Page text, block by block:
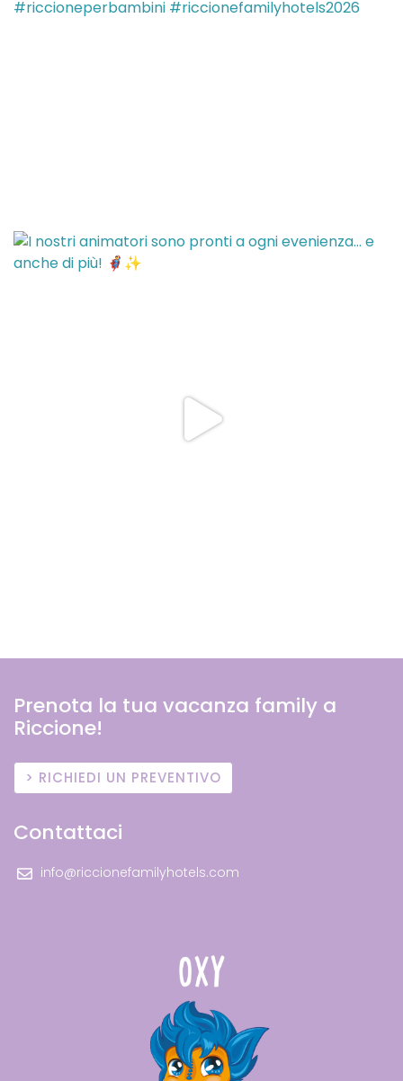
Prenota la tua vacanza family a
Riccione!
RICHIEDI UN PREVENTIVO
Contattaci
info@riccionefamilyhotels.com